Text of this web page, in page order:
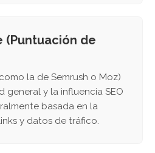
(Puntuación de
la de Semrush o Moz)
general y la influencia SEO
basada en la
y datos de tráfico.